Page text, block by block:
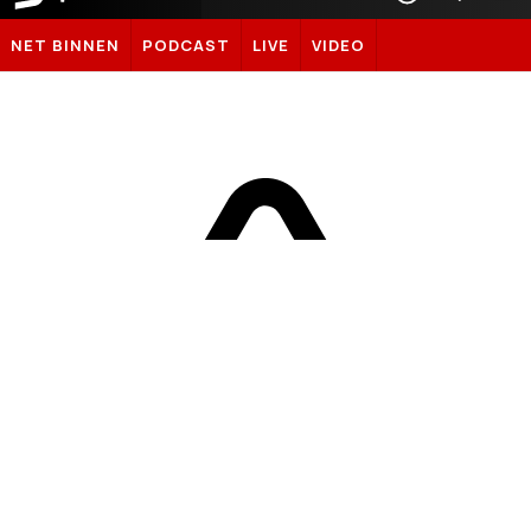
Sportnieuws.nl
NET BINNEN PODCAST LIVE VIDEO